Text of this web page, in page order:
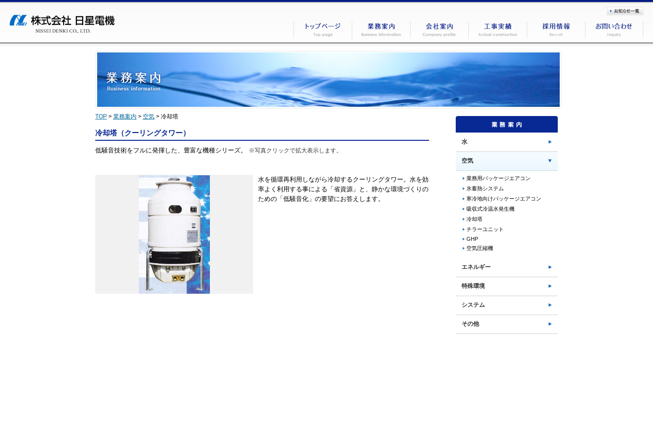
TOP > 業務案内 > 空気 > 冷却塔
冷却塔（クーリングタワー）
低騒音技術をフルに発揮した、豊富な機種シリーズ。 ※写真クリックで拡大表示します。
水を循環再利用しながら冷却するクーリングタワー。水を効
率よく利用する事による「省資源」と、静かな環境づくりの
ための「低騒音化」の要望にお答えします。
水
空気
業務用パッケージエアコン
氷蓄熱システム
寒冷地向けパッケージエアコン
吸収式冷温水発生機
冷却塔
チラーユニット
GHP
空気圧縮機
エネルギー
特殊環境
システム
その他